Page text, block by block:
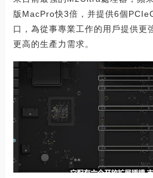
版MacPro快3倍，并提供6個
口，為從事專業工作的用戶提供更
更高的生產力需求。